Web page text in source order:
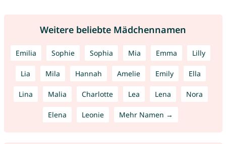
Weitere beliebte Mädchennamen
Emilia Sophie Sophia Mia Emma Lilly
Lia Mila Hannah Amelie Emily Ella
Lina Malia Charlotte Lea Lena Nora
Elena Leonie Mehr Namen →